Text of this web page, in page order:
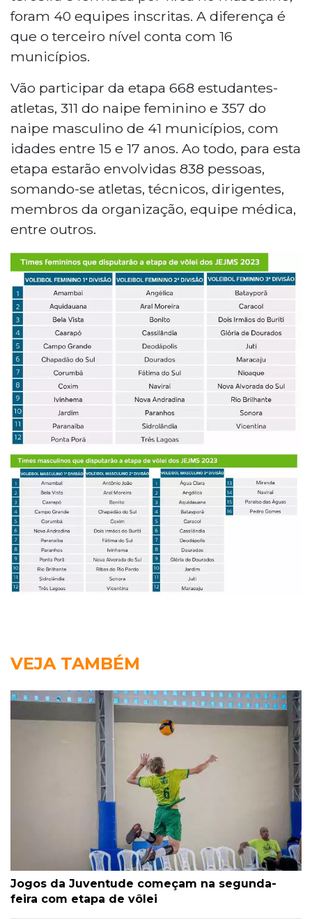
foram 40 equipes inscritas. A diferença é
que o terceiro nível conta com 16
municípios.
Vão participar da etapa 668 estudantes-
atletas, 311 do naipe feminino e 357 do
naipe masculino de 41 municípios, com
idades entre 15 e 17 anos. Ao todo, para esta
etapa estarão envolvidas 838 pessoas,
somando-se atletas, técnicos, dirigentes,
membros da organização, equipe médica,
entre outros.
VEJA TAMBÉM
Jogos da Juventude começam na segunda-
feira com etapa de vôlei